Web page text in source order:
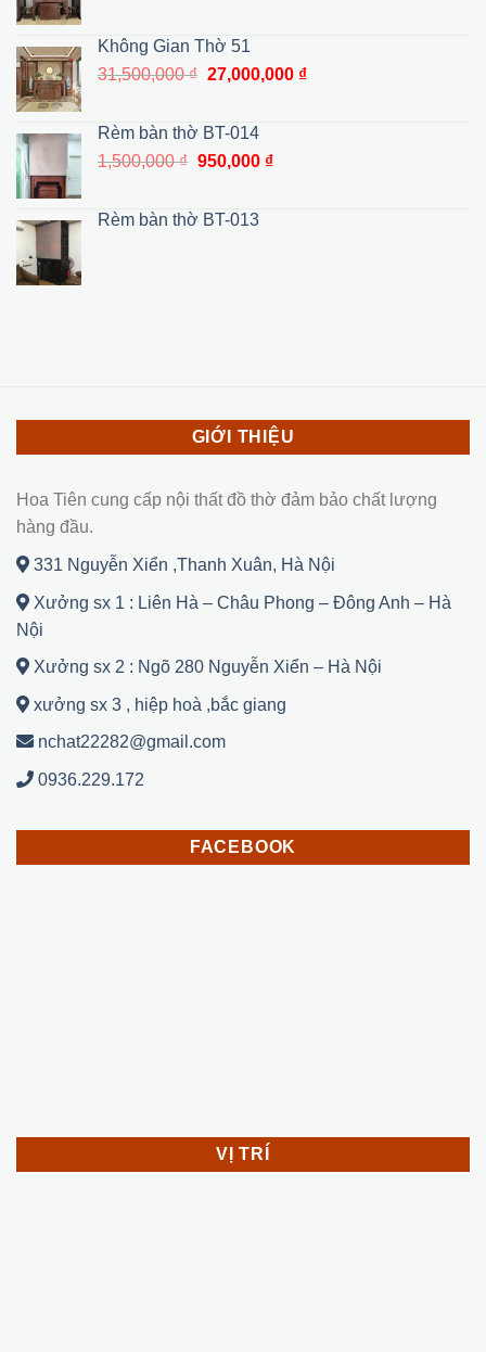
19,800,000 ₫.
17,800,000 ₫.
Không Gian Thờ 51
31,500,000₫ Giá
31,500,000 ₫.
27,000,000 ₫Giá
Rèm bàn thờ BT-014
1,500,000₫ Giá
1,500,000 ₫.
950,000 ₫Giá
Rèm bàn thờ BT-013
GIỚI THIỆU
Hoa Tiên cung cấp nội thất đồ thờ đảm bảo chất lượng
hàng đầu.
331 Nguyễn Xiển ,Thanh Xuân, Hà Nội
Xưởng sx 1 : Liên Hà – Châu Phong – Đông Anh – Hà
Nội
Xưởng sx 2 : Ngõ 280 Nguyễn Xiển – Hà Nội
xưởng sx 3 , hiệp hoà ,bắc giang
nchat22282@gmail.com
0936.229.172
FACEBOOK
VỊ TRÍ